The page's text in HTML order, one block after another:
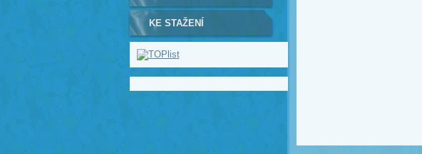
KE STAŽENÍ